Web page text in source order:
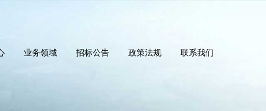
业务领域 招标公告 政策法规 联系我们